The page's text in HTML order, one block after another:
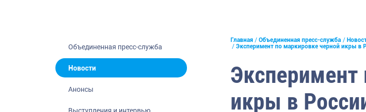
Отраслевые СМИ
Выставки и конференции
Рыбоохрана России
Объединенная пресс-служба
Новости
Анонсы
Выступления и интервью
Главная Объединенная пресс-служба
Эксперимент по маркировке черной икры в
Эксперимент
икры в